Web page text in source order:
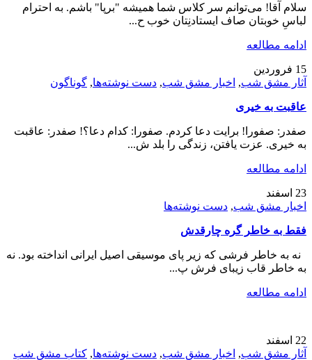
سلام آقا! می‌توانم سر کلاس شما همیشه "برپا" باشم. به احترام
لباسِ خوبتان صاف ایستادنِتان خوب ح...
ادامه مطالعه
15 فروردین
آثار مشق شب, اخبار مشق شب, دست نوشته‌ها, گوناگون
عاقبت به خیری
صفدر: صفورا! برایت دعا کردم. صفورا: کدام دعا؟! صفدر: عاقبت
به خیری. عزت یافتن، زندگی را بلد ش...
ادامه مطالعه
23 اسفند
اخبار مشق شب, دست نوشته‌ها
فقط به خاطر گره چارقدش
نه به خاطر فرشی که زیر پای موسیقی اصیل ایرانی انداخته بود. نه
به خاطر قاب زیبای فرش پ...
ادامه مطالعه
22 اسفند
آثار مشق شب, اخبار مشق شب, دست نوشته‌ها, کتاب مشق شب